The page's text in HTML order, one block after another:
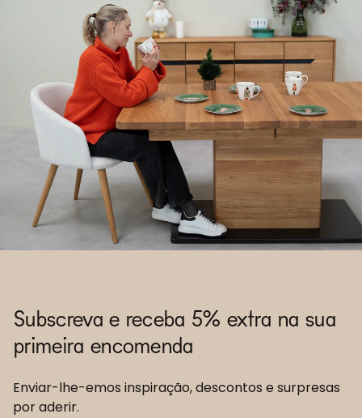
Subscreva e receba 5% extra na sua
primeira encomenda
Enviar-lhe-emos inspiração, descontos e surpresas
por aderir.